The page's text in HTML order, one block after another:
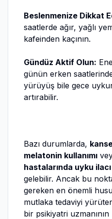
Beslenmenize Dikkat
saatlerde ağır, yağlı
kafeinden kaçının.
Gündüz Aktif Olun:
günün erken
yürüyüş bile gece
artırabilir.
Bazı durumlarda,
melatonin kullanımı
hastalarında uyku ilacı
gelebilir. Ancak bu
gereken en önemli
mutlaka tedaviyi
bir psikiyatri